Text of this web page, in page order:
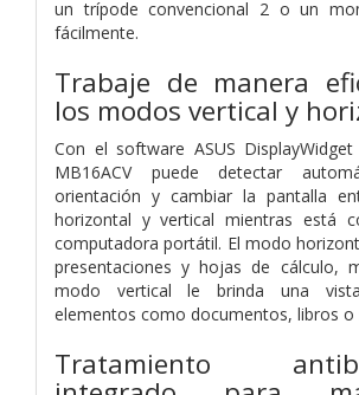
un trípode convencional 2 o un
fácilmente.
Trabaje de manera
los modos vertical y
Con el software ASUS
MB16ACV puede detectar
orientación y cambiar la pantalla
horizontal y vertical mientras está
computadora portátil. El modo
presentaciones y hojas de cálculo,
modo vertical le brinda una
elementos como documentos, libros o
Tratamiento